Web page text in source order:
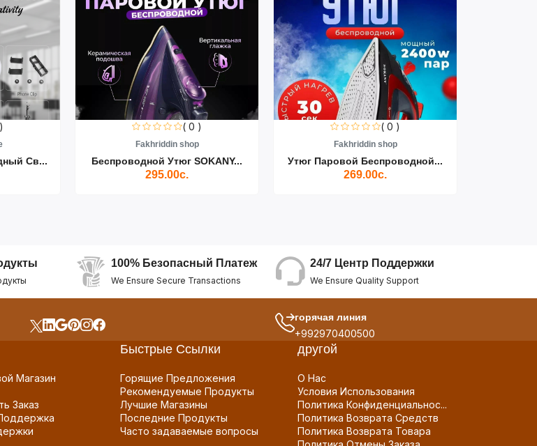
Св...
( 0 )
Fakhriddin shop
Беспроводной Утюг SOKANY...
295.00с.
( 0 )
Fakhriddin shop
Утюг Паровой Беспроводной...
269.00с.
100% Безопасный Платеж
We Ensure Secure Transactions
24/7 Центр Поддержки
We Ensure Quality Support
горячая линия
+992970400500
Магазин
Заказ
Быстрые Ссылки
Горящие Предложения
Рекомендуемые Продукты
Лучшие Магазины
Последние Продукты
Часто задаваемые вопросы
другой
О Нас
Условия Использования
Политика Конфиденциальнос...
Политика Возврата Средств
Политика Возврата Товара